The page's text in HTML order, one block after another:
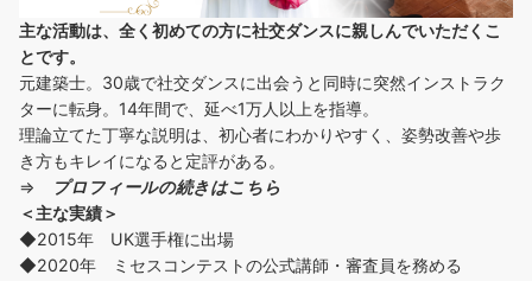
主な活動は、全く初めての方に社交ダンスに親しんでいただくこ
とです。
元建築士。30歳で社交ダンスに出会うと同時に突然インストラク
ターに転身。14年間で、延べ1万人以上を指導。
理論立てた丁寧な説明は、初心者にわかりやすく、姿勢改善や歩
き方もキレイになると定評がある。
⇒
プロフィールの続きはこちら
＜主な実績＞
◆2015年 UK選手権に出場
◆2020年 ミセスコンテストの公式講師・審査員を務める